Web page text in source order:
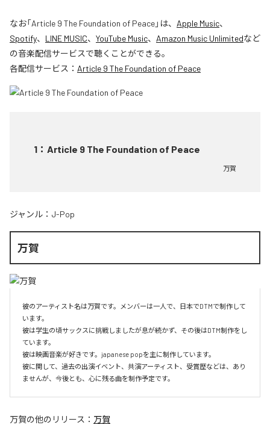
なお「Article 9 The Foundation of Peace」は、 Apple Music、
Spotify、 LINE MUSIC、 YouTube Music、 Amazon Music Unlimitedなど
の音楽配信サービスで聴くことができる。
各配信サービス： Article 9 The Foundation of Peace
1 ： Article 9 The Foundation of Peace
万賀
ジャンル： J-Pop
万賀
彼のアーティスト名は万賀です。メンバーは一人で、日本でDTMで制作して
います。
彼は学生の頃サックスに挑戦しましたが息が続かず、その後はDTM制作をし
ています。
彼は映画音楽が好きです。japanese popを主に制作しています。
彼に関して、過去の出演イベント、共演アーティスト、受賞歴などは、あり
ませんが、今後とも、心に残る曲を制作予定です。
万賀の他のリリース： 万賀